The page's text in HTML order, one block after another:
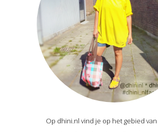
Op dhini.nl vind je op het gebied